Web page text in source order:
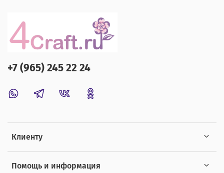
Клиенту
Помощь и информация
+7 (965) 245 22 24